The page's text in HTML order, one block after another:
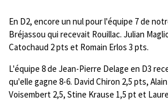
En D2, encore un nul pour l'équipe 7 de
Bréjassou qui recevait Rouillac. Julian
Catochaud 2 pts et Romain Erlos 3 pts.
L'équipe 8 de Jean-Pierre Delage en D3
qu'elle gagne 8-6. David Chiron 2,5 pts, Alain
Voisembert 2,5, Stine Krause 1,5 pt et